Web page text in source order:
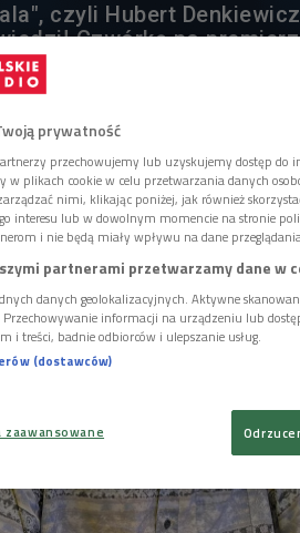
czyli Hubert
Czwórkę po
"Zadowalacz". W audycji
z Michałem
w domu, szukaniu nowych
po polsku i po angielsku.
prywatność
przechowujemy lub uzyskujemy dostęp
w plikach cookie w celu przetwarzania danych
nimi, klikając poniżej, jak również
interesu lub w dowolnym momencie na stronie
i nie będą miały wpływu na dane
partnerami przetwarzamy dane w
danych geolokalizacyjnych. Aktywne
informacji na urządzeniu lub
i treści, badnie odbiorców i ulepszanie usług.
(dostawców)